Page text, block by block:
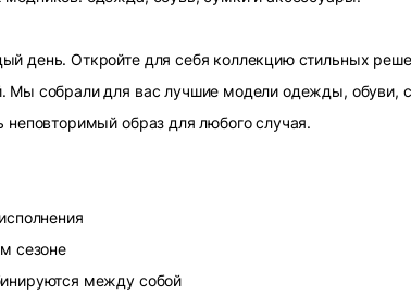
день. Откройте для себя коллекцию стильных
Мы собрали для вас лучшие модели одежды, обуви,
неповторимый образ для любого случая.
сезоне
между собой